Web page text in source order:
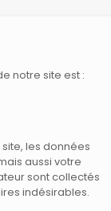
notre site est :
les données
aussi votre
sont collectés
indésirables.